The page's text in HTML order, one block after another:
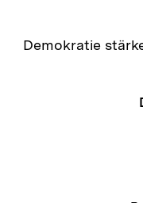
Zur
Demokratie